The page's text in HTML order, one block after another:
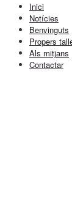
Inici
Notícies
Benvinguts
Propers
Als mitjans
Contactar